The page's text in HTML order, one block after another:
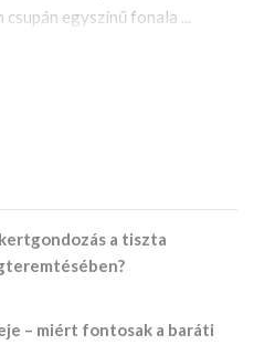
csupán egyszínű fonala ...
a tiszta
– miért fontosak a baráti